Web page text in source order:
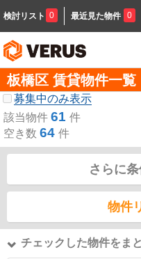
検討リスト 0 最近見た物件 0
板橋区 賃貸物件一覧
募集中のみ表示
該当物件 61 件
空き数 64 件
さらに
物件
チェックした物件をま